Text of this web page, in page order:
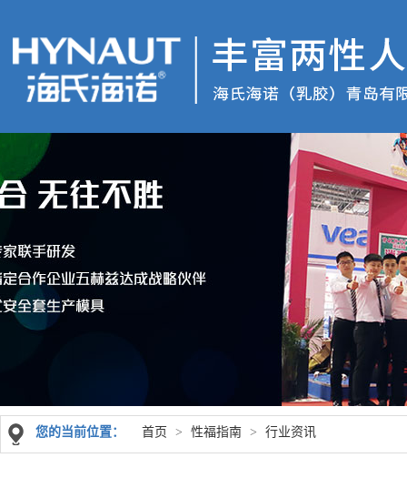
您的当前位置： 首页 > 性福指南 > 行业资讯